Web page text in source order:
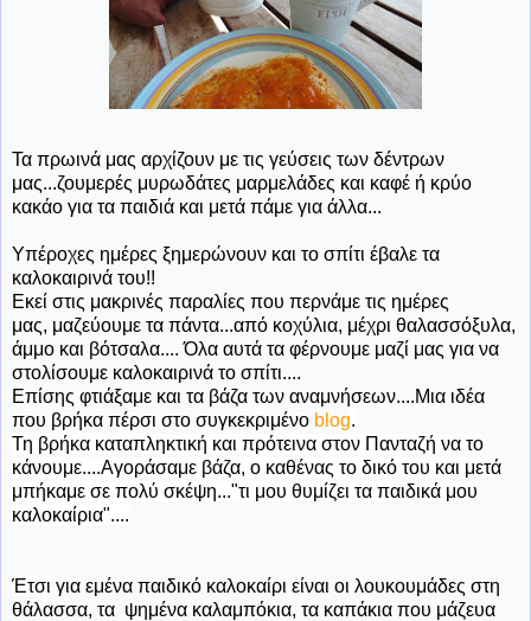
Τα πρωινά μας αρχίζουν με τις γεύσεις των δέντρων
μας...ζουμερές μυρωδάτες μαρμελάδες και καφέ ή κρύο
κακάο για τα παιδιά και μετά πάμε για άλλα...
Υπέροχες ημέρες ξημερώνουν και το σπίτι έβαλε τα
καλοκαιρινά του!!
Εκεί στις μακρινές παραλίες που περνάμε τις ημέρες
μας, μαζεύουμε τα πάντα...από κοχύλια, μέχρι θαλασσόξυλα,
άμμο και βότσαλα.... Όλα αυτά τα φέρνουμε μαζί μας για να
στολίσουμε καλοκαιρινά το σπίτι....
Επίσης φτιάξαμε και τα βάζα των αναμνήσεων....Μια ιδέα
που βρήκα πέρσι στο συγκεκριμένο blog.
Τη βρήκα καταπληκτική και πρότεινα στον Πανταζή να το
κάνουμε....Αγοράσαμε βάζα, ο καθένας το δικό του και μετά
μπήκαμε σε πολύ σκέψη..."τι μου θυμίζει τα παιδικά μου
καλοκαίρια"....
Έτσι για εμένα παιδικό καλοκαίρι είναι οι λουκουμάδες στη
θάλασσα, τα ψημένα καλαμπόκια, τα καπάκια που μάζευα